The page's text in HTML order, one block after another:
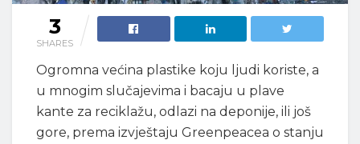
3
SHARES
Ogromna većina plastike koju ljudi koriste, a
u mnogim slučajevima i bacaju u plave
kante za reciklažu, odlazi na deponije, ili još
gore, prema izvještaju Greenpeacea o stanju